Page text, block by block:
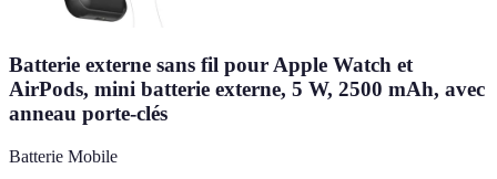
Batterie externe sans fil pour Apple Watch et
AirPods, mini batterie externe, 5 W, 2500 mAh, avec
anneau porte-clés
Batterie Mobile